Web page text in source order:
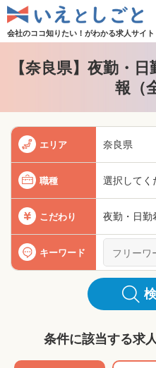
会社のココ知りたい！がわかる求人サイト
【奈良県】夜勤・
報（
エリア 奈良県
職種 選択してく
こだわり 夜勤・日勤
キーワード
条件に該当する求